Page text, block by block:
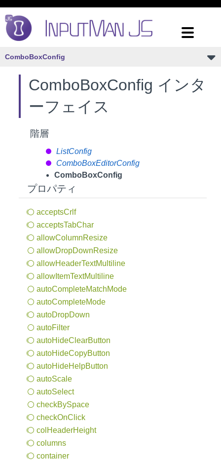
ComboBoxConfig
ComboBoxConfig インタ
ーフェイス
階層
ListConfig
ComboBoxEditorConfig
ComboBoxConfig
プロパティ
acceptsCrlf
acceptsTabChar
allowColumnResize
allowDropDownResize
allowHeaderTextMultiline
allow ItemTextMultiline
autoCompleteMatchMode
autoCompleteMode
autoDropDown
autoFilter
autoHideClearButton
autoHideCopyButton
autoHideHelpButton
autoScale
autoSelect
checkBySpace
checkOnClick
col HeaderHeight
columns
container